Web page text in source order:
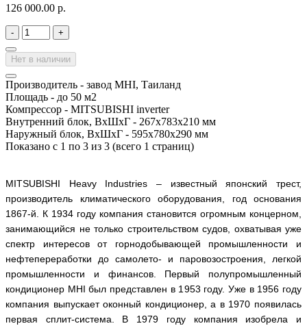
126 000.00 р.
- +
Нет в наличии
Производитель - завод MHI, Таиланд
Площадь - до 50 м2
Компрессор - MITSUBISHI inverter
Внутренний блок, ВхШхГ - 267х783х210 мм
Наружный блок, ВхШхГ - 595х780х290 мм
Показано с 1 по 3 из 3 (всего 1 страниц)
MITSUBISHI Heavy Industries – известный японский трест,
производитель климатического оборудования, год основания
1867-й. К 1934 году компания становится огромным концерном,
занимающийся не только строительством судов, охватывая уже
спектр интересов от горнодобывающей промышленности и
нефтепереработки до самолето- и паровозостроения, легкой
промышленности и финансов. Первый полупромышленный
кондиционер MHI был представлен в 1953 году. Уже в 1956 году
компания выпускает оконный кондиционер, а в 1970 появилась
первая сплит-система. В 1979 году компания изобрела и